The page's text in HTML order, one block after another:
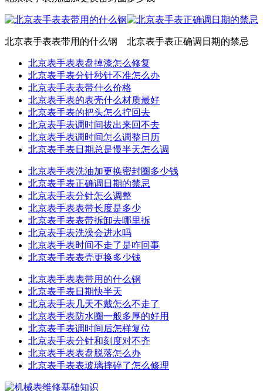
北京表手表正确调日期的禁忌
北京表手表表带用的什么钢
北京表手表表盘掉漆怎么修复
北京表手表分针秒针不准怎么办
北京表手表表带什么价格
北京表手表的表壳什么材质最好
北京表手表的把头怎么拧回去
北京表手表调时间拔出来回不去
北京表手表调时间怎么调整日历
北京表手表日期总是慢半天怎么调
北京表手表洗油加更换密封圈多少钱
北京表手表正确调日期的禁忌
北京表手表分针怎么调整
北京表手表表带长度是多少
北京表手表表带拆卸去哪里拆
北京表手表洗澡会进水吗
北京表手表时间不走了是咋回事
北京表手表表壳更换多少钱
北京表手表表带用的什么钢
北京表手表日期快半天
北京表手表几天不戴怎么不走了
北京表手表防水圈一般多厚的好用
北京表手表调时间后怎样复位
北京表手表分针和刻度对不齐
北京表手表表盘脱落怎么办
北京表手表表玻璃摔碎了怎么修理